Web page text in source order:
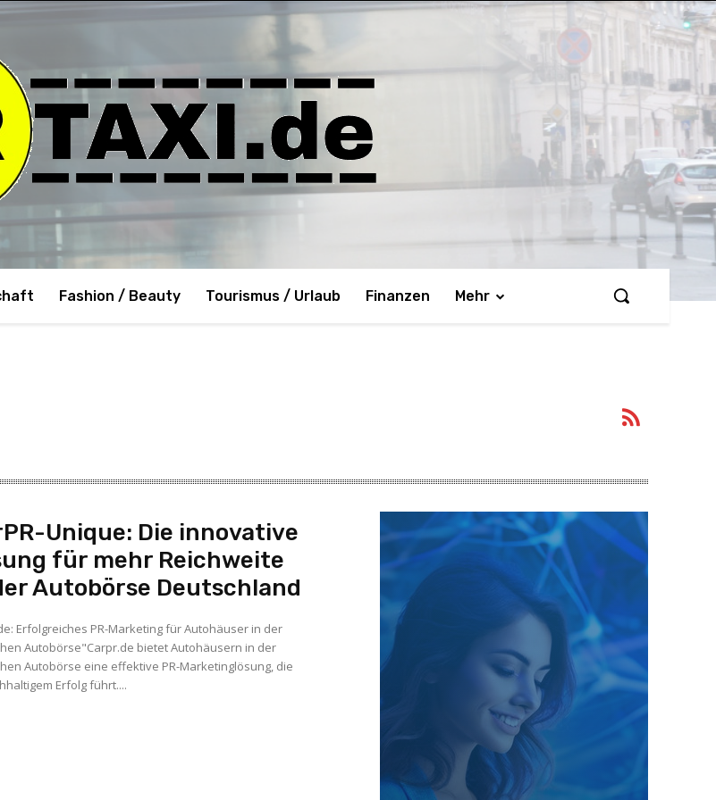
Fashion / Beauty Tourismus / Urlaub Finanzen Mehr
Unique: Die innovative
für mehr Reichweite
Autobörse Deutschland
Erfolgreiches PR-Marketing für Autohäuser in der
Autobörse"Carpr.de bietet Autohäusern in der
Autobörse eine effektive PR-Marketinglösung, die
Erfolg führt....